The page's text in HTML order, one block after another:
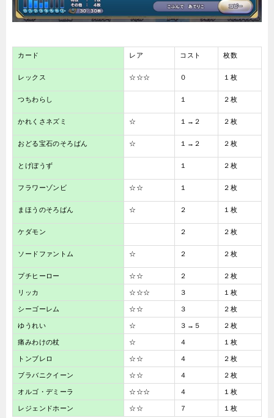
カード レア コスト 枚数
レックス ☆☆☆ ０ １枚
つちわらし １ ２枚
かれくさネズミ ☆ １→２ ２枚
おどる宝石のそろばん ☆ １→２ ２枚
とげぼうず １ ２枚
フラワーゾンビ ☆☆ １ ２枚
まほうのそろばん ☆ ２ １枚
ケダモン ２ ２枚
ソードファントム ☆ ２ ２枚
プチヒーロー ☆☆ ２ ２枚
リッカ ☆☆☆ ３ １枚
シーゴーレム ☆☆ ３ ２枚
ゆうれい ☆ ３→５ ２枚
痛みわけの杖 ☆ ４ １枚
トンブレロ ☆☆ ４ ２枚
ブラバニクイーン ☆☆ ４ ２枚
オルゴ・デミーラ ☆☆☆ ４ １枚
レジェンドホーン ☆☆ ７ １枚